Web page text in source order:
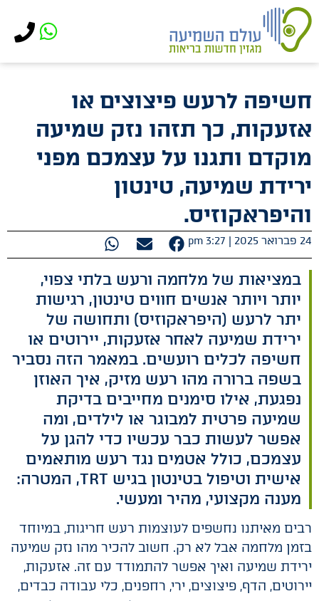
לתוכן
חשיפה לרעש פיצוצים או
אזעקות, כך תזהו נזק שמיעה
מוקדם ותגנו על עצמכם מפני
ירידת שמיעה, טינטון
והיפראקוזיס.
24 פברואר 2025 | 3:27 pm
במציאות של מלחמה ורעש בלתי צפוי,
יותר ויותר אנשים חווים טינטון, רגישות
יתר לרעש (היפראקוזיס) ותחושה של
ירידת שמיעה לאחר אזעקות, יירוטים או
חשיפה לכלים רועשים. במאמר הזה נסביר
בשפה ברורה מהו רעש מזיק, איך האוזן
נפגעת, אילו סימנים מחייבים בדיקת
שמיעה פרטית למבוגר או לילדים, ומה
אפשר לעשות כבר עכשיו כדי להגן על
עצמכם, כולל אטמים נגד רעש מותאמים
אישית וטיפול בטינטון בגיש TRT, המטרה:
מענה מקצועי, מהיר ומעשי.
רבים מאיתנו נחשפים לעוצמות רעש חריגות, במיוחד
בזמן מלחמה אבל לא רק. חשוב להכיר מהו נזק שמיעה
ירידת שמיעה ואיך אפשר להתמודד עם זה. אזעקות,
יירוטים, הדף, פיצוצים, ירי, רחפנים, כלי עבודה כבדים,